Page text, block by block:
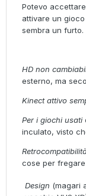
Potevo
attivare un
sembra un furto.
HD non
esterno, ma
Kinect attivo
Per i giochi usati
inculato, visto
cose per
Design (magari